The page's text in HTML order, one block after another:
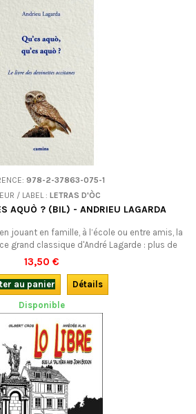
978-2-37863-075-1
/ LABEL : LETRAS D'ÒC
AQUÒ ? (BIL) - ANDRIEU LAGARDA
jouant en famille, à l’école ou entre amis, la
grand classique d'André Lagarde : plus de
occitane. De quoi jouer avec les mots et
! Bilingue occitan (languedocien)-français.
13,50 €
au panier
Détails
Disponible